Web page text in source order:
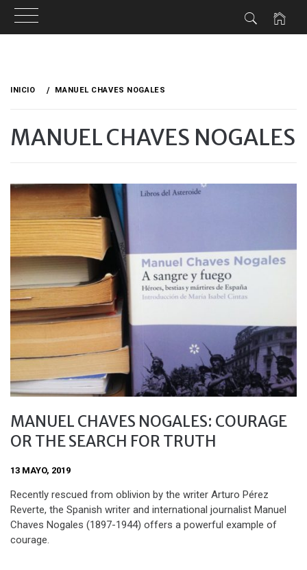
INICIO MANUEL CHAVES NOGALES
MANUEL CHAVES NOGALES
MANUEL CHAVES NOGALES: COURAGE
OR THE SEARCH FOR TRUTH
13 MAYO, 2019
Recently rescued from oblivion by the writer Arturo Pérez
Reverte, the Spanish writer and international journalist Manuel
Chaves Nogales (1897-1944) offers a powerful example of
courage.